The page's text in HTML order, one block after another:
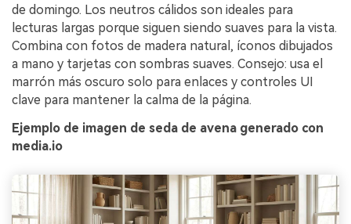
de domingo. Los neutros cálidos son ideales para
lecturas largas porque siguen siendo suaves para la vista.
Combina con fotos de madera natural, íconos dibujados
a mano y tarjetas con sombras suaves. Consejo: usa el
marrón más oscuro solo para enlaces y controles UI
clave para mantener la calma de la página.
Ejemplo de imagen de seda de avena generado con
media.io